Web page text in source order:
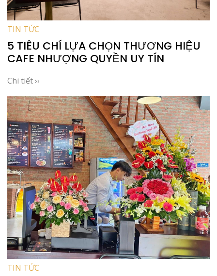
TIN TỨC
5 TIÊU CHÍ LỰA CHỌN THƯƠNG HIỆU
CAFE NHƯỢNG QUYỀN UY TÍN
Chi tiết ››
TIN TỨC